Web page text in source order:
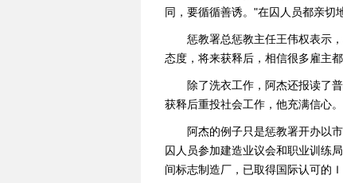
同，要循循善诱。"在囚人员都亲切
惩教署总惩教主任王伟权表示
态度，将来获释后，相信很多雇主
除了洗衣工作，阿杰还报读了
获释后重投社会工作，他充满信心。
阿杰的例子只是惩教署开办以
囚人员参加建造业议会和职业训练
间标志制造厂，已取得国际认可的